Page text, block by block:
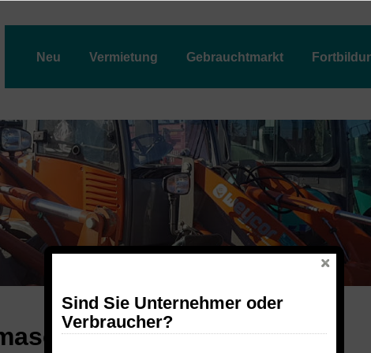
Neu Vermietung Gebrauchtmarkt
und Baugeräten
Sind Sie Unternehmer oder
Verbraucher?